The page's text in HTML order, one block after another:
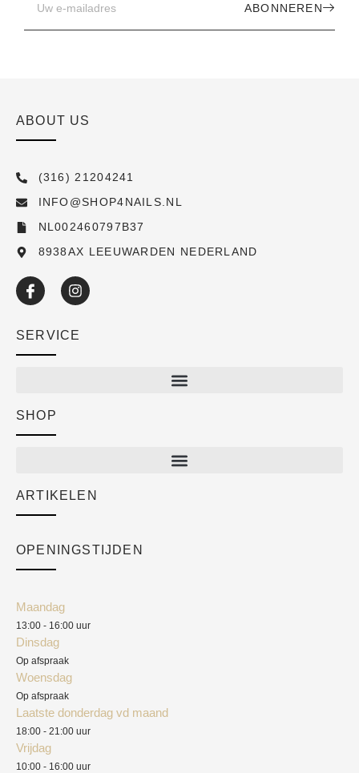
ABONNEREN
ABOUT US
(316) 21204241
INFO@SHOP4NAILS.NL
NL002460797B37
8938AX LEEUWARDEN NEDERLAND
SERVICE
Academy
SHOP
ARTIKELEN
OPENINGSTIJDEN
Maandag
13:00 - 16:00 uur
Dinsdag
Op afspraak
Woensdag
Op afspraak
Laatste donderdag vd maand
18:00 - 21:00 uur
Vrijdag
10:00 - 16:00 uur